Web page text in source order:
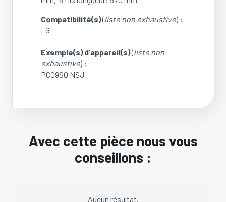
Compatibilité(s)(liste non exhaustive) :
LG
Exemple(s) d’appareil(s)(liste non
exhaustive) :
PC09SQ NSJ
Avec cette pièce nous vous
conseillons :
Aucun résultat.